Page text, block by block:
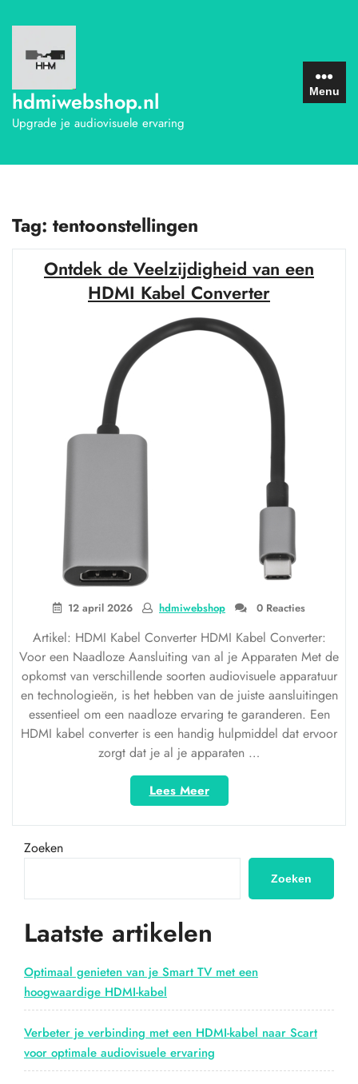
naar
inhoud
hdmiwebshop.nl
Upgrade je audiovisuele ervaring
Menu
Tag: tentoonstellingen
Ontdek de Veelzijdigheid van een
HDMI Kabel Converter
12 april 2026 hdmiwebshop 0 Reacties
Artikel: HDMI Kabel Converter HDMI Kabel Converter:
Voor een Naadloze Aansluiting van al je Apparaten Met de
opkomst van verschillende soorten audiovisuele apparatuur
en technologieën, is het hebben van de juiste aansluitingen
essentieel om een naadloze ervaring te garanderen. Een
HDMI kabel converter is een handig hulpmiddel dat ervoor
zorgt dat je al je apparaten …
Lees Meer“Ontdek
de
Veelzijdigheid
een
Kabel
Zoeken
Zoeken
Laatste artikelen
Optimaal genieten van je Smart TV met een
hoogwaardige HDMI-kabel
Verbeter je verbinding met een HDMI-kabel naar Scart
voor optimale audiovisuele ervaring